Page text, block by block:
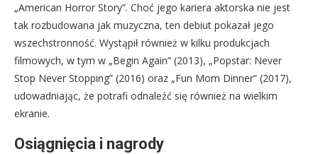
„American Horror Story”. Choć jego kariera aktorska nie jest
tak rozbudowana jak muzyczna, ten debiut pokazał jego
wszechstronność. Wystąpił również w kilku produkcjach
filmowych, w tym w „Begin Again” (2013), „Popstar: Never
Stop Never Stopping” (2016) oraz „Fun Mom Dinner” (2017),
udowadniając, że potrafi odnaleźć się również na wielkim
ekranie.
Osiągnięcia i nagrody